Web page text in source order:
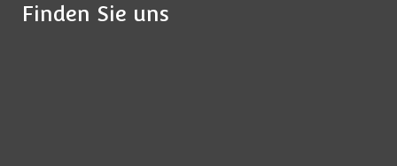
Finden Sie uns